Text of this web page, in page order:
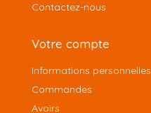
Contactez-nous
Votre compte
Informations personnelles
Commandes
Avoirs